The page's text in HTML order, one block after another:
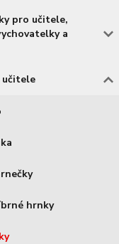
pro učitele,
a
učitele
hrnky